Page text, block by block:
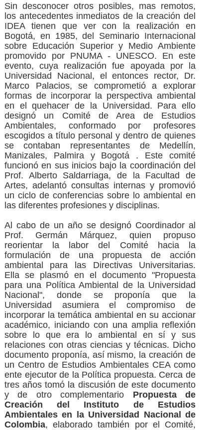
Sin desconocer otros posibles, mas remotos,
los antecedentes inmediatos de la creación del
IDEA tienen que ver con la realización en
Bogotá, en 1985, del Seminario Internacional
sobre Educación Superior y Medio Ambiente
promovido por PNUMA - UNESCO. En este
evento, cuya realización fue apoyada por la
Universidad Nacional, el entonces rector, Dr.
Marco Palacios, se comprometió a explorar
formas de incorporar la perspectiva ambiental
en el quehacer de la Universidad. Para ello
designó un Comité de Area de Estudios
Ambientales, conformado por profesores
escogidos a título personal y dentro de quienes
se contaban representantes de Medellín,
Manizales, Palmira y Bogotá . Este comité
funcionó en sus inicios bajo la coordinación del
Prof. Alberto Saldarriaga, de la Facultad de
Artes, adelantó consultas internas y promovió
un ciclo de conferencias sobre lo ambiental en
las diferentes profesiones y disciplinas.
Al cabo de un año se designó Coordinador al
Prof. Germán Márquez, quien propuso
reorientar la labor del Comité hacia la
formulación de una propuesta de acción
ambiental para las Directivas Universitarias.
Ella se plasmó en el documento "Propuesta
para una Política Ambiental de la Universidad
Nacional", donde se proponía que la
Universidad asumiera el compromiso de
incorporar la temática ambiental en su accionar
académico, iniciando con una amplia reflexión
sobre lo que era lo ambiental en sí y sus
relaciones con otras ciencias y técnicas. Dicho
documento proponía, así mismo, la creación de
un Centro de Estudios Ambientales CEA como
ente ejecutor de la Política propuesta. Cerca de
tres años tomó la discusión de este documento
y de otro complementario Propuesta de
Creación del Instituto de Estudios
Ambientales en la Universidad Nacional de
Colombia, elaborado también por el Comité,